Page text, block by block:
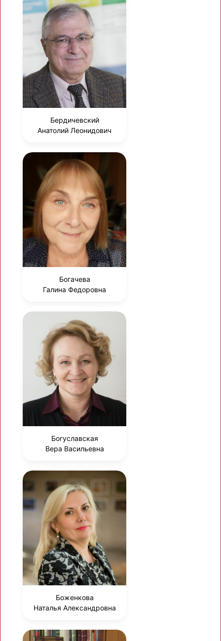
Бердичевский
Анатолий Леонидович
Богачева
Галина Федоровна
Богуславская
Вера Васильевна
Боженкова
Наталья Александровна